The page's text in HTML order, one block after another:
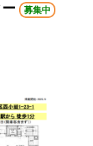
ー 募集中